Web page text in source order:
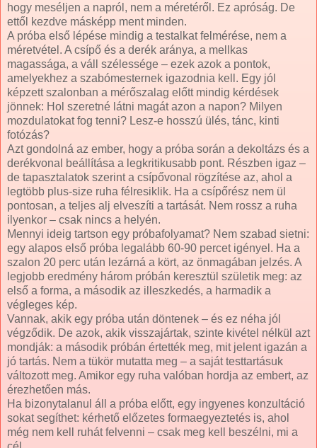
hogy meséljen a napról, nem a méretéről. Ez apróság. De
ettől kezdve másképp ment minden.
A próba első lépése mindig a testalkat felmérése, nem a
méretvétel. A csípő és a derék aránya, a mellkas
magassága, a váll szélessége – ezek azok a pontok,
amelyekhez a szabómesternek igazodnia kell. Egy jól
képzett szalonban a mérőszalag előtt mindig kérdések
jönnek: Hol szeretné látni magát azon a napon? Milyen
mozdulatokat fog tenni? Lesz-e hosszú ülés, tánc, kinti
fotózás?
Azt gondolná az ember, hogy a próba során a dekoltázs és a
derékvonal beállítása a legkritikusabb pont. Részben igaz –
de tapasztalatok szerint a csípővonal rögzítése az, ahol a
legtöbb plus-size ruha félresiklik. Ha a csípőrész nem ül
pontosan, a teljes alj elveszíti a tartását. Nem rossz a ruha
ilyenkor – csak nincs a helyén.
Mennyi ideig tartson egy próbafolyamat? Nem szabad sietni:
egy alapos első próba legalább 60-90 percet igényel. Ha a
szalon 20 perc után lezárná a kört, az önmagában jelzés. A
legjobb eredmény három próbán keresztül születik meg: az
első a forma, a második az illeszkedés, a harmadik a
végleges kép.
Vannak, akik egy próba után döntenek – és ez néha jól
végződik. De azok, akik visszajártak, szinte kivétel nélkül azt
mondják: a második próbán értették meg, mit jelent igazán a
jó tartás. Nem a tükör mutatta meg – a saját testtartásuk
változott meg. Amikor egy ruha valóban hordja az embert, az
érezhetően más.
Ha bizonytalanul áll a próba előtt, egy ingyenes konzultáció
sokat segíthet: kérhető előzetes formaegyeztetés is, ahol
még nem kell ruhát felvenni – csak meg kell beszélni, mi a